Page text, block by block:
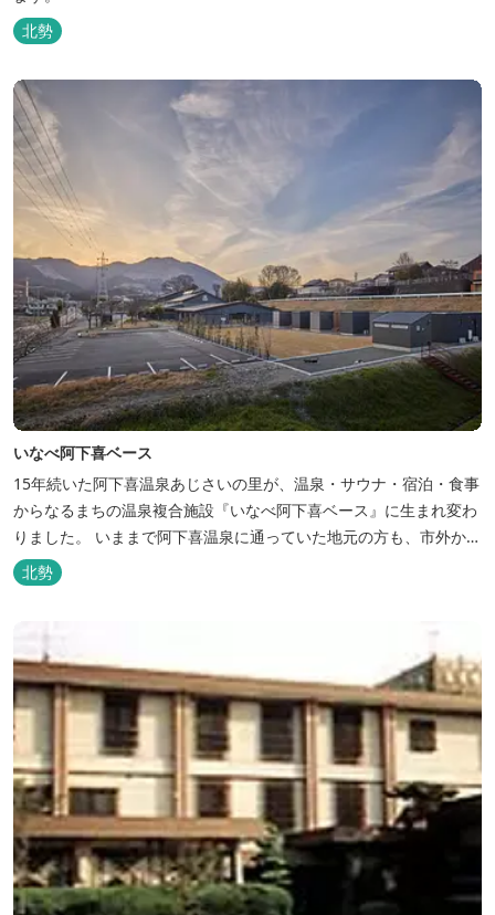
北勢
いなべ阿下喜ベース
15年続いた阿下喜温泉あじさいの里が、温泉・サウナ・宿泊・食事
からなるまちの温泉複合施設『いなべ阿下喜ベース』に生まれ変わ
りました。 いままで阿下喜温泉に通っていた地元の方も、市外から
いなべ市に遊びに来られる方も楽しめる施設になります。今まで人
気だった温泉はそのままに、サウナエリアやコンテナタイプの宿
北勢